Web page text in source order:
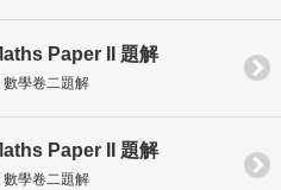
Paper II 題解
學卷二題解
Paper II 題解
學卷二題解